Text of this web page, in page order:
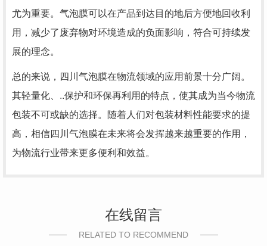
尤为重要。气泡膜可以在产品到达目的地后方便地回收利
用，减少了废弃物对环境造成的负面影响，符合可持续发
展的理念。
总的来说，四川气泡膜在物流领域的应用前景十分广阔。
其轻量化、..保护和环保再利用的特点，使其成为当今物流
包装不可或缺的选择。随着人们对包装材料性能要求的提
高，相信四川气泡膜在未来将会发挥越来越重要的作用，
为物流行业带来更多便利和效益。
在线留言
RELATED TO RECOMMEND